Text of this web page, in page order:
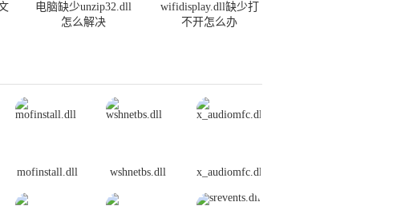
电脑缺少unzip32.dll
怎么解决
wifidisplay.dll缺少打
不开怎么办
mofinstall.dll wshnetbs.dll x_audiomfc.dll